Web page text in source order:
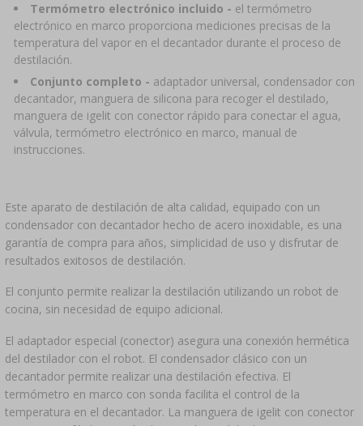
Termómetro electrónico incluido - el termómetro
electrónico en marco proporciona mediciones precisas de la
temperatura del vapor en el decantador durante el proceso de
destilación.
Conjunto completo - adaptador universal, condensador con
decantador, manguera de silicona para recoger el destilado,
manguera de igelit con conector rápido para conectar el agua,
válvula, termómetro electrónico en marco, manual de
instrucciones.
Este aparato de destilación de alta calidad, equipado con un
condensador con decantador hecho de acero inoxidable, es una
garantía de compra para años, simplicidad de uso y disfrutar de
resultados exitosos de destilación.
El conjunto permite realizar la destilación utilizando un robot de
cocina, sin necesidad de equipo adicional.
El adaptador especial (conector) asegura una conexión hermética
del destilador con el robot. El condensador clásico con un
decantador permite realizar una destilación efectiva. El
termómetro en marco con sonda facilita el control de la
temperatura en el decantador. La manguera de igelit con conector